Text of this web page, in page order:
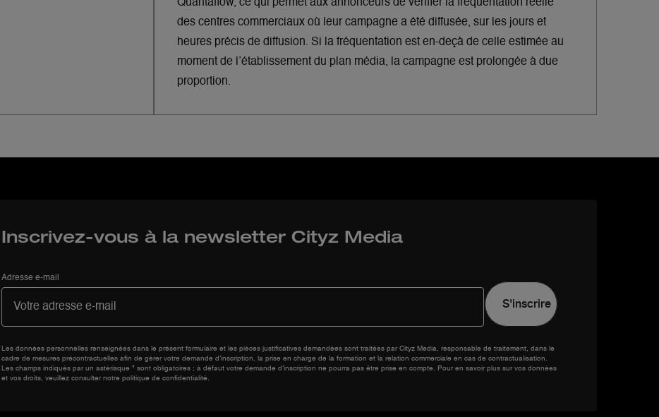
Quantaflow, ce qui permet aux annonceurs de vérifier la fréquentation réelle
des centres commerciaux où leur campagne a été diffusée, sur les jours et
heures précis de diffusion. Si la fréquentation est en-deçà de celle estimée au
moment de l’établissement du plan média, la campagne est prolongée à due
proportion.
Inscrivez-vous à la newsletter Cityz Media
Adresse e-mail
Les données personnelles renseignées dans le présent formulaire et les pièces justificatives demandées sont traitées par Cityz Media, responsable de traitement, dans le
cadre de mesures précontractuelles afin de gérer votre demande d’inscription, la prise en charge de la formation et la relation commerciale en cas de contractualisation.
Les champs indiqués par un astérisque * sont obligatoires ; à défaut votre demande d’inscription ne pourra pas être prise en compte. Pour en savoir plus sur vos données
et vos droits, veuillez consulter notre politique de confidentialité.